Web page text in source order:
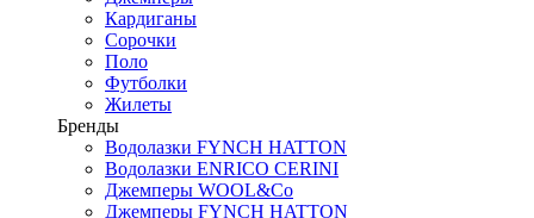
Кардиганы
Сорочки
Поло
Футболки
Жилеты
Бренды
Водолазки FYNCH HATTON
Водолазки ENRICO CERINI
Джемперы WOOL&Co
Джемперы FYNCH HATTON